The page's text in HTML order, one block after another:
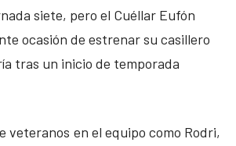
siete, pero el Cuéllar Eufón
ocasión de estrenar su casillero
tras un inicio de temporada
veteranos en el equipo como Rodri,